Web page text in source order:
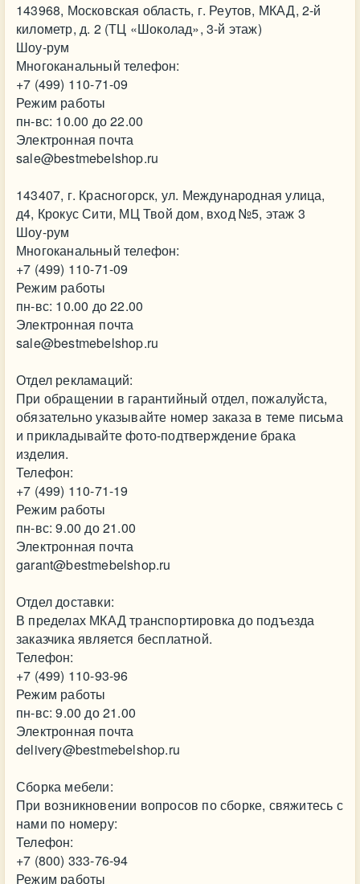
143968, Московская область, г. Реутов, МКАД, 2-й
километр, д. 2 (ТЦ «Шоколад», 3-й этаж)
Шоу-рум
Многоканальный телефон:
+7 (499) 110-71-09
Режим работы
пн-вс: 10.00 до 22.00
Электронная почта
sale@bestmebelshop.ru
143407, г. Красногорск, ул. Международная улица,
д4, Крокус Сити, МЦ Твой дом, вход №5, этаж 3
Шоу-рум
Многоканальный телефон:
+7 (499) 110-71-09
Режим работы
пн-вс: 10.00 до 22.00
Электронная почта
sale@bestmebelshop.ru
Отдел рекламаций:
При обращении в гарантийный отдел, пожалуйста,
обязательно указывайте номер заказа в теме письма
и прикладывайте фото-подтверждение брака
изделия.
Телефон:
+7 (499) 110-71-19
Режим работы
пн-вс: 9.00 до 21.00
Электронная почта
garant@bestmebelshop.ru
Отдел доставки:
В пределах МКАД транспортировка до подъезда
заказчика является бесплатной.
Телефон:
+7 (499) 110-93-96
Режим работы
пн-вс: 9.00 до 21.00
Электронная почта
delivery@bestmebelshop.ru
Сборка мебели:
При возникновении вопросов по сборке, свяжитесь с
нами по номеру:
Телефон:
+7 (800) 333-76-94
Режим работы